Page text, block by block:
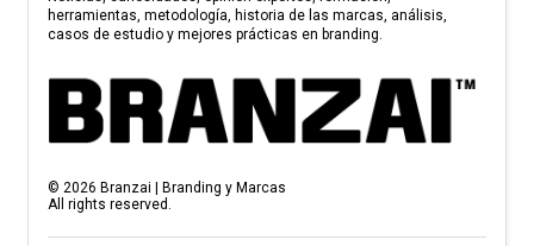
herramientas, metodología, historia de las marcas, análisis,
casos de estudio y mejores prácticas en branding.
© 2026 Branzai | Branding y Marcas
All rights reserved.